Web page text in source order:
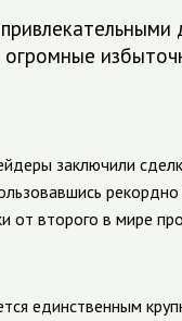
заключили
от второго в мире
единственным